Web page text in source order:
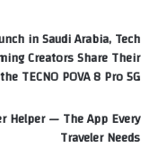
in Saudi Arabia, Tech
Creators Share Their
TECNO POVA 8 Pro 5G
Helper — The App Every
Traveler Needs